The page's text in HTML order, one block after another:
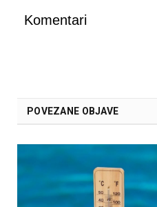
Komentari
POVEZANE OBJAVE